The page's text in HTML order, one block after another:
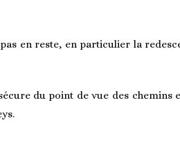
en reste, en particulier la
du point de vue des chemins